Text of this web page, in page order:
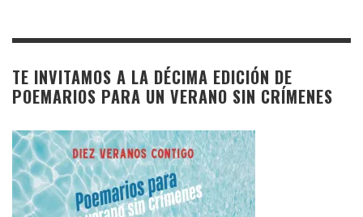
TE INVITAMOS A LA DÉCIMA EDICIÓN DE
POEMARIOS PARA UN VERANO SIN CRÍMENES